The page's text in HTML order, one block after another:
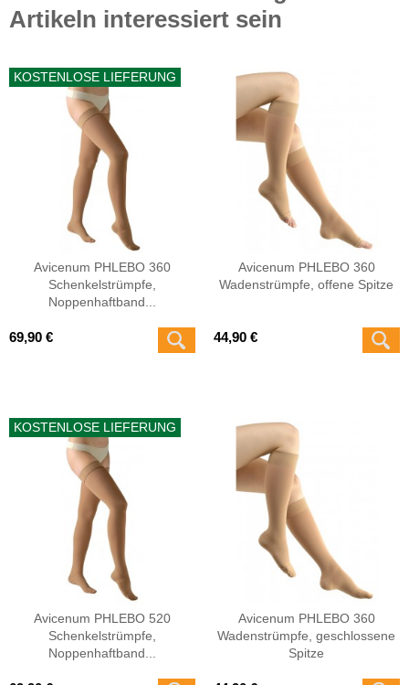
Artikeln interessiert sein
KOSTENLOSE LIEFERUNG
Avicenum PHLEBO 360
Schenkelstrümpfe,
Noppenhaftband...
69,90 €
Avicenum PHLEBO 360
Wadenstrümpfe, offene Spitze
44,90 €
KOSTENLOSE LIEFERUNG
Avicenum PHLEBO 520
Schenkelstrümpfe,
Noppenhaftband...
Avicenum PHLEBO 360
Wadenstrümpfe, geschlossene
Spitze